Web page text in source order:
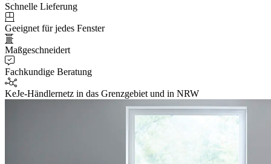
Schnelle Lieferung
Geeignet für jedes Fenster
Maßgeschneidert
Fachkundige Beratung
KeJe-Händlernetz in das Grenzgebiet und in NRW